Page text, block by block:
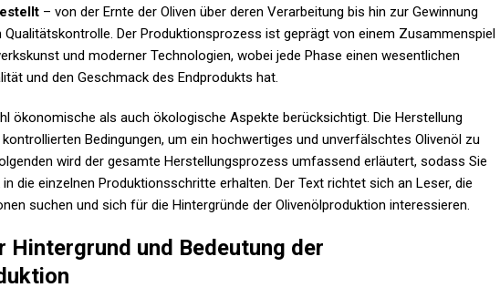
– von der Ernte der Oliven über deren Verarbeitung bis hin zur Gewinnung
Qualitätskontrolle. Der Produktionsprozess ist geprägt von einem Zusammenspiel
und moderner Technologien, wobei jede Phase einen wesentlichen
und den Geschmack des Endprodukts hat.
ökonomische als auch ökologische Aspekte berücksichtigt. Die Herstellung
Bedingungen, um ein hochwertiges und unverfälschtes Olivenöl zu
wird der gesamte Herstellungsprozess umfassend erläutert, sodass Sie
die einzelnen Produktionsschritte erhalten. Der Text richtet sich an Leser, die
suchen und sich für die Hintergründe der Olivenölproduktion interessieren.
Hintergrund und Bedeutung der